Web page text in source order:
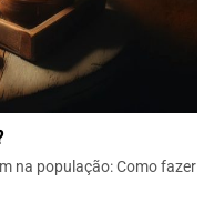
na população: Como fazer